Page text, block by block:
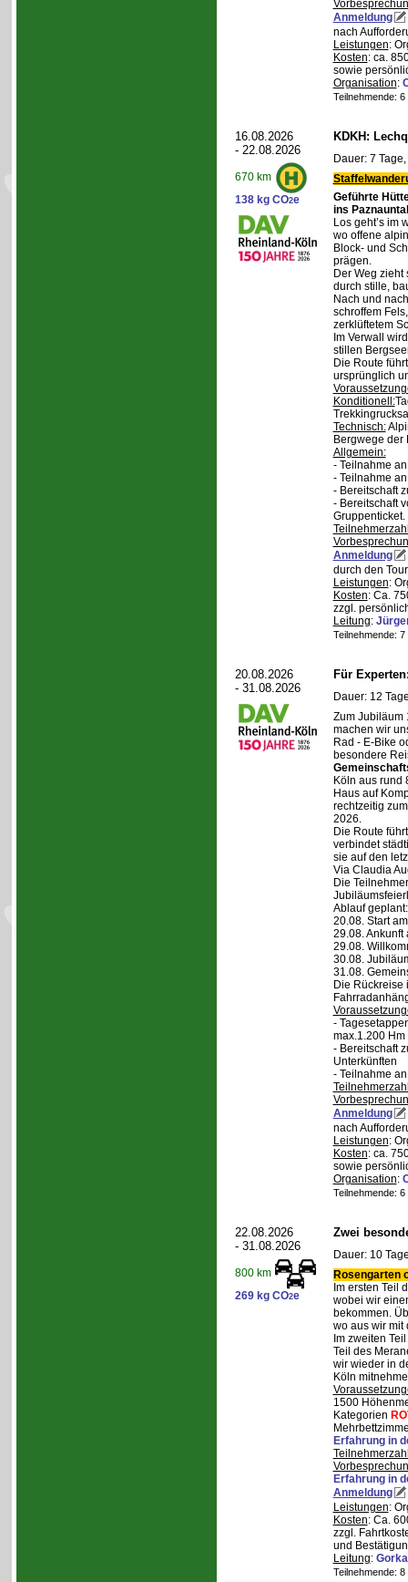
Anmeldung
nach
Leistungen:
Kosten: ca.
sowie
Organisation:
Teilnehmende:
16.08.2026
- 22.08.2026
670 km
138 kg CO2e
KDKH:
Dauer: 7
Geführte
ins Paznauntal
Los geht’s im
wo offene
Block- und
prägen.
Der Weg
durch stille,
Nach und
schroffem
zerklüftetem
Im Verwall
stillen
Die Route
ursprünglich
Konditionell:
Technisch:
Bergwege
Allgemein:
- Teilnahme
- Teilnahme
- Bereitschaft
- Bereitschaft
Gruppenticket.
Anmeldung
durch den
Leistungen:
Kosten: Ca.
zzgl.
Leitung:
Teilnehmende:
20.08.2026
- 31.08.2026
Für
Dauer: 12
Zum Jubiläum
machen wir
Rad - E-Bike
besondere
Köln aus rund
Haus auf
rechtzeitig
2026.
Die Route
verbindet
sie auf den
Via Claudia
Die
Ablauf geplant:
20.08. Start
29.08. Ankunft
29.08.
30.08.
31.08.
Die Rückreise
-
max.1.200 Hm
- Bereitschaft
Unterkünften
- Teilnahme
Anmeldung
nach
Leistungen:
Kosten: ca.
sowie
Organisation:
Teilnehmende:
22.08.2026
- 31.08.2026
800 km
269 kg CO2e
Zwei
Dauer: 10
Rosengarten
Im ersten Teil
wobei wir
bekommen.
wo aus wir mit
Im zweiten
Teil des
wir wieder in
Köln
1500
Kategorien
Erfahrung in
Erfahrung in
Anmeldung
Leistungen:
Kosten: Ca.
zzgl.
und
Leitung:
Teilnehmende: